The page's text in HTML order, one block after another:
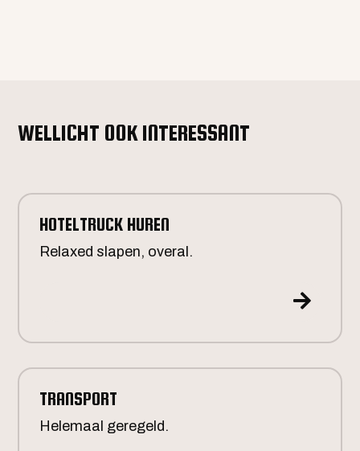
WELLICHT OOK INTERESSANT
HOTELTRUCK HUREN
Relaxed slapen, overal.

TRANSPORT
Helemaal geregeld.